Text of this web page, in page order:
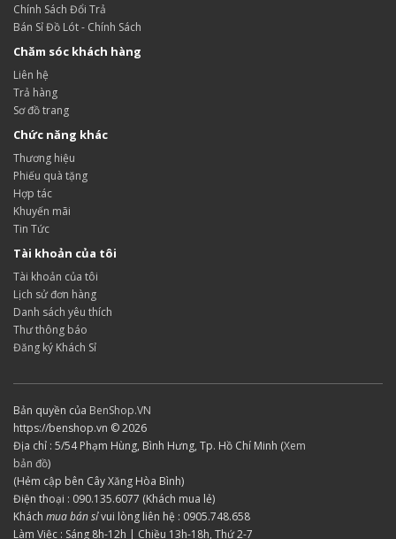
Chính Sách Đổi Trả
Bán Sỉ Đồ Lót - Chính Sách
Chăm sóc khách hàng
Liên hệ
Trả hàng
Sơ đồ trang
Chức năng khác
Thương hiệu
Phiếu quà tặng
Hợp tác
Khuyến mãi
Tin Tức
Tài khoản của tôi
Tài khoản của tôi
Lịch sử đơn hàng
Danh sách yêu thích
Thư thông báo
Đăng ký Khách Sỉ
Bản quyền của BenShop.VN
https://benshop.vn © 2026
Địa chỉ : 5/54 Phạm Hùng, Bình Hưng, Tp. Hồ Chí Minh (Xem
bản đồ)
(Hẻm cập bên Cây Xăng Hòa Bình)
Điện thoại : 090.135.6077 (Khách mua lẻ)
Khách mua bán sỉvui lòng liên hệ : 0905.748.658
Làm Việc : Sáng 8h-12h | Chiều 13h-18h, Thứ 2-7